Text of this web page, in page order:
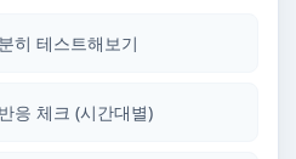
히 테스트해보기
응 체크 (시간대별)